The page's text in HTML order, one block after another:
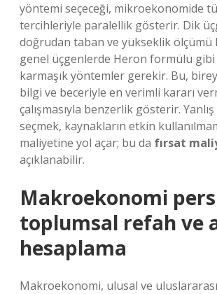
yöntemi seçeceği, mikroekonomide
tercihleriyle paralellik gösterir. Dik
doğrudan taban ve yükseklik ölçümü
genel üçgenlerde Heron formülü gibi
karmaşık yöntemler gerekir. Bu,
bilgi ve beceriyle en verimli kararı
çalışmasıyla benzerlik gösterir.
seçmek, kaynakların etkin
maliyetine yol açar; bu da fırsat
açıklanabilir.
Makroekonomi
toplumsal refah ve
hesaplama
Makroekonomi, ulusal ve